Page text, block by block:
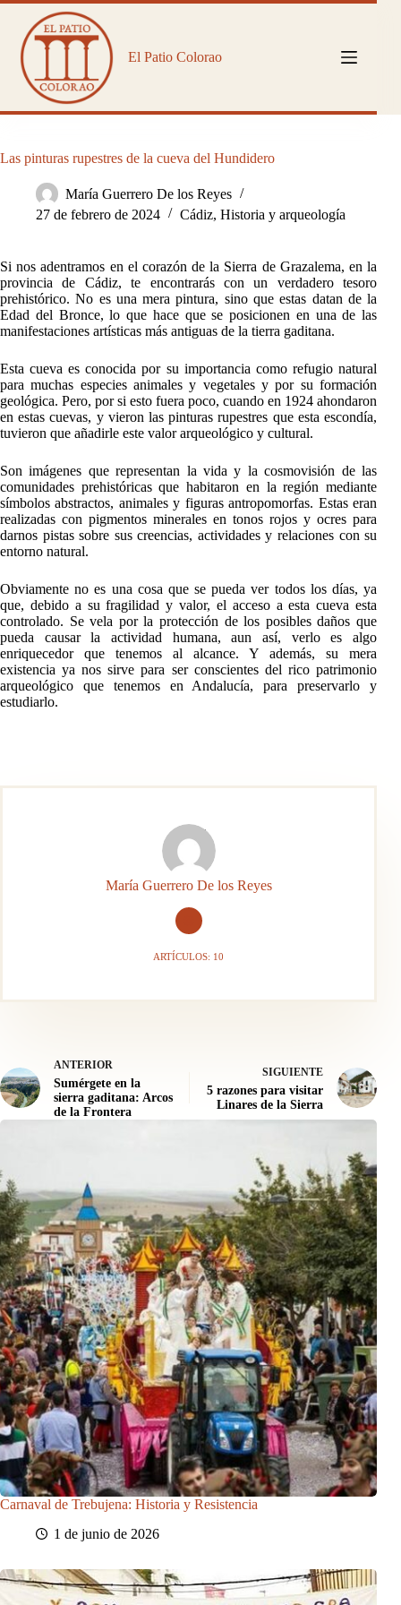
Saltar
contenido
El Patio Colorao
Las pinturas rupestres de la cueva del Hundidero
María Guerrero De los Reyes
27 de febrero de 2024
Cádiz, Historia y arqueología
Si nos adentramos en el corazón de la Sierra de Grazalema, en la
provincia de Cádiz, te encontrarás con un verdadero tesoro
prehistórico. No es una mera pintura, sino que estas datan de la
Edad del Bronce, lo que hace que se posicionen en una de las
manifestaciones artísticas más antiguas de la tierra gaditana.
Esta cueva es conocida por su importancia como refugio natural
para muchas especies animales y vegetales y por su formación
geológica. Pero, por si esto fuera poco, cuando en 1924 ahondaron
en estas cuevas, y vieron las pinturas rupestres que esta escondía,
tuvieron que añadirle este valor arqueológico y cultural.
Son imágenes que representan la vida y la cosmovisión de las
comunidades prehistóricas que habitaron en la región mediante
símbolos abstractos, animales y figuras antropomorfas. Estas eran
realizadas con pigmentos minerales en tonos rojos y ocres para
darnos pistas sobre sus creencias, actividades y relaciones con su
entorno natural.
Obviamente no es una cosa que se pueda ver todos los días, ya
que, debido a su fragilidad y valor, el acceso a esta cueva esta
controlado. Se vela por la protección de los posibles daños que
pueda causar la actividad humana, aun así, verlo es algo
enriquecedor que tenemos al alcance. Y además, su mera
existencia ya nos sirve para ser conscientes del rico patrimonio
arqueológico que tenemos en Andalucía, para preservarlo y
estudiarlo.
María Guerrero De los Reyes
ARTÍCULOS: 10
ANTERIOR
Sumérgete en la
sierra gaditana: Arcos
de la Frontera
SIGUIENTE
5 razones para visitar
Linares de la Sierra
Carnaval de Trebujena: Historia y Resistencia
1 de junio de 2026